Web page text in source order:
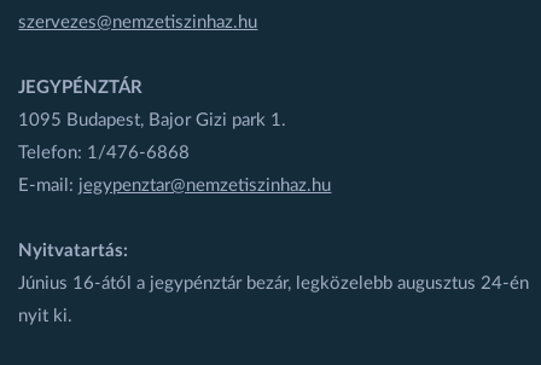
szervezes@nemzetiszinhaz.hu
JEGYPÉNZTÁR
1095 Budapest, Bajor Gizi park 1.
Telefon: 1/476-6868
E-mail: jegypenztar@nemzetiszinhaz.hu
Nyitvatartás:
Június 16-ától a jegypénztár bezár, legközelebb augusztus 24-én
nyit ki.